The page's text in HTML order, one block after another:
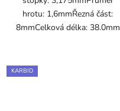
hrotu: 1,6mmŘezná část:
8mmCelková délka: 38.0mm
KARBID